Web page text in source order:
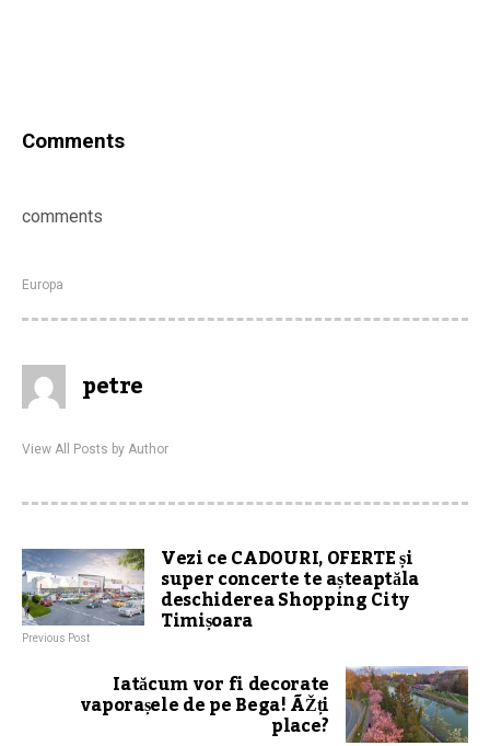
Comments
comments
Europa
petre
View All Posts by Author
Vezi ce CADOURI, OFERTE și
super concerte te așteaptăla
deschiderea Shopping City
Timișoara
Previous Post
Iatăcum vor fi decorate
vaporașele de pe Bega! ÃŽți
place?